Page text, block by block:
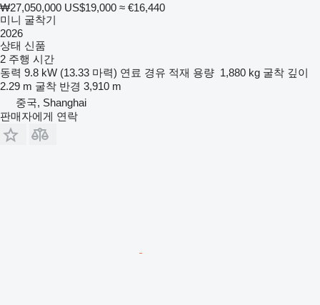
₩27,050,000 US$19,000 ≈ €16,440
미니 굴착기
2026
상태 신품
2 주행 시간
동력 9.8 kW (13.33 마력) 연료 경유 적재 용량 1,880 kg 굴착 깊이
2.29 m 굴착 반경 3,910 m
중국, Shanghai
판매자에게 연락